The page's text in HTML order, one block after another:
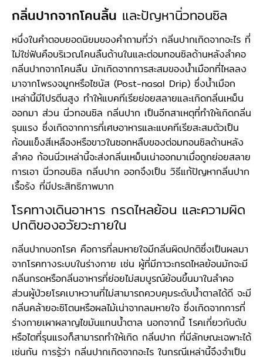
กลิ่นปากจากโคนลิ้น และปัญหานิ่วทอนซิล
หนึ่งในคำตอบยอดนิยมของคำถามที่ว่า กลิ่นปากเกิดจากอะไร ที่
ไม่ใช่ฟันคือบริเวณโคนลิ้นด้านในและต่อมทอนซิลด้านหลังลำคอ
กลิ่นปากจากโคนลิ้น มักเกิดจากการสะสมของน้ำเมือกที่ไหลลง
มาจากโพรงจมูกหรือไซนัส (Post-nasal Drip) ซึ่งน้ำเมือก
เหล่านี้มีโปรตีนสูง ทำให้แบคทีเรียย่อยสลายและเกิดกลิ่นเหม็น
ออกมา ส่วน นิ่วทอนซิล กลิ่นปาก เป็นอีกสาเหตุที่ทำให้เกิดกลิ่น
รุนแรง ซึ่งเกิดจากการที่เศษอาหารและแบคทีเรียสะสมตัวเป็น
ก้อนแข็งสีเหลืองหรือขาวในซอกหลืบของต่อมทอนซิลด้านหลัง
ลำคอ ก้อนนิ่วเหล่านี้จะส่งกลิ่นเหม็นเน่าออกมาเมื่อถูกย่อยสลาย
การเอา นิ่วทอนซิล กลิ่นปาก ออกจึงเป็น วิธีแก้ปัญหากลิ่นปาก
เรื้อรัง ที่มีประสิทธิภาพมาก
โรคทางเดินอาหาร กรดไหลย้อน และความผิด
ปกติของอวัยวะภายใน
กลิ่นปากบอกโรค คือการที่ลมหายใจมีกลิ่นผิดปกติซึ่งเป็นผลมา
จากโรคทางระบบในร่างกาย เช่น ผู้ที่มีภาวะกรดไหลย้อนมักจะมี
กลิ่นกรดหรือกลิ่นอาหารที่ย่อยไม่สมบูรณ์ย้อนขึ้นมาในลำคอ
ส่วนผู้ป่วยโรคเบาหวานที่ไม่สามารถควบคุมระดับน้ำตาลได้ดี จะมี
กลิ่นคล้ายอะซิโตนหรือผลไม้เน่าจากลมหายใจ ซึ่งเกิดจากการที่
ร่างกายเผาผลาญไขมันแทนน้ำตาล นอกจากนี้ โรคเกี่ยวกับตับ
หรือไตที่รุนแรงก็สามารถทำให้เกิด กลิ่นปาก ที่มีลักษณะเฉพาะได้
เช่นกัน การรู้ว่า กลิ่นปากเกิดจากอะไร ในกรณีเหล่านี้จึงจำเป็น